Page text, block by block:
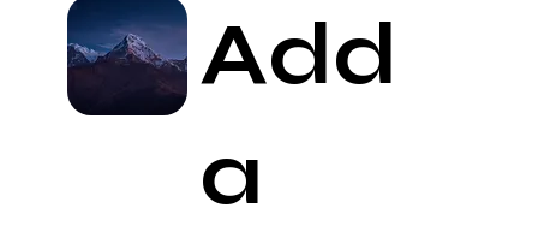
Add
a